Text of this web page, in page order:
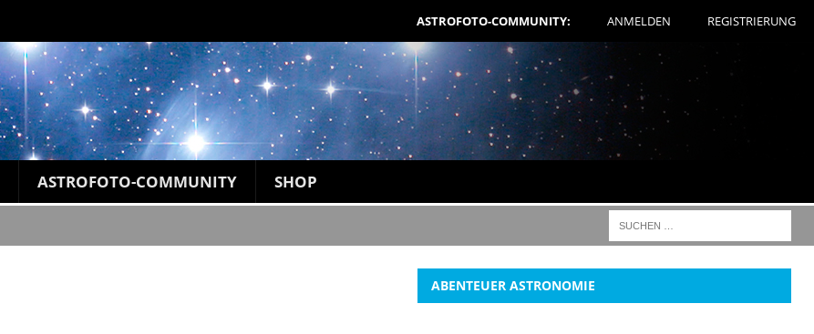
ASTROFOTO-COMMUNITY: ANMELDEN REGISTRIERUNG
ASTROFOTO-COMMUNITY SHOP
ABENTEUER ASTRONOMIE